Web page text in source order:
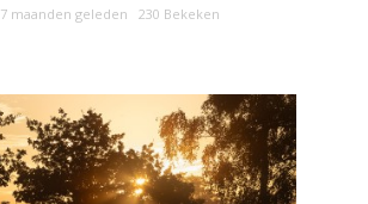
7 maanden geleden 230 Bekeken